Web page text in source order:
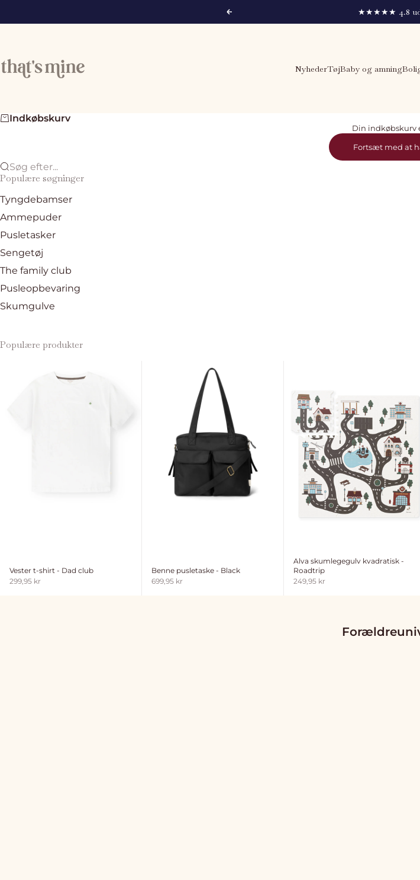
Forrige
★★★★★ 4.8 ud
That's Mine
NyhederTøjBaby og amning
Indkøbskurv
Din indkøbskurv
Fortsæt med at
Søg efter...
Populære søgninger
Tyngdebamser
Ammepuder
Pusletasker
Sengetøj
The family club
Pusleopbevaring
Skumgulve
Populære produkter
Vester t-shirt - Dad club
Salgspris
299,95 kr
Benne pusletaske - Black
Salgspris
699,95 kr
Alva skumlegegulv kvadratisk -
Roadtrip
Salgspris
249,95 kr